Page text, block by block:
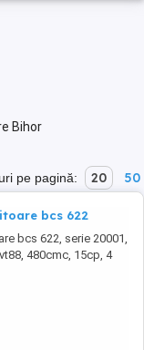
Bihor
pe pagină: 20 50
bcs 622
bcs 622, serie 20001,
480cmc, 15cp, 4
lama de 150cm.
functional se
frane schimbate te
ghiduri cutit noi,
fisa bujie ...